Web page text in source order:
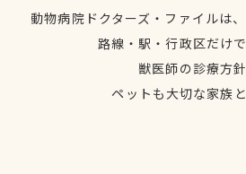
動物病院ドクターズ・ファイルは
路線・駅・行政区だけ
獣医師の診療方
ペットも大切な家族